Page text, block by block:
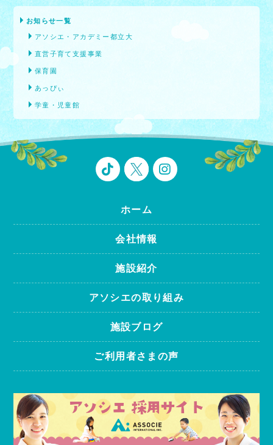
お知らせ一覧
アソシエ・アカデミー都立大
直営子育て支援事業
保育園
あっぴぃ
学童・児童館
ホーム
会社情報
施設紹介
アソシエの取り組み
施設ブログ
ご利用者さまの声